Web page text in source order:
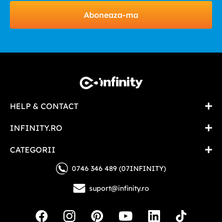
Aboneaza-ma
HELP & CONTACT
INFINITY.RO
CATEGORII
0746 346 489 (07INFINITY)
suport@infinity.ro